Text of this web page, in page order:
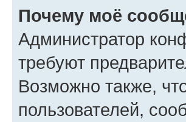
Почему моё
Администратор
требуют
Возможно также,
пользователей,